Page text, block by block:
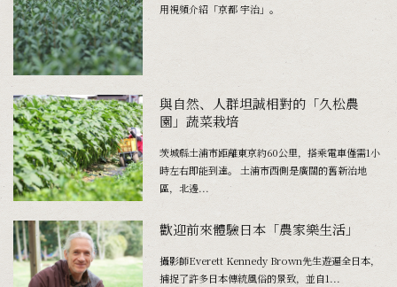
用視頻介紹「京都 宇治」。
與自然、人群坦誠相對的「久松農
園」蔬菜栽培
茨城縣土浦市距離東京約60公里，搭乘電車僅需1小
時左右即能到達。 土浦市西側是廣闊的舊新治地
區，北邊...
歡迎前來體驗日本「農家樂生活」
攝影師Everett Kennedy Brown先生遊遍全日本，
捕捉了許多日本傳統風俗的景致，並自1...